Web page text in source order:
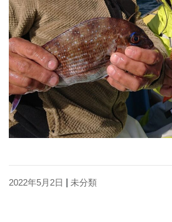
2022年5月2日 未分類